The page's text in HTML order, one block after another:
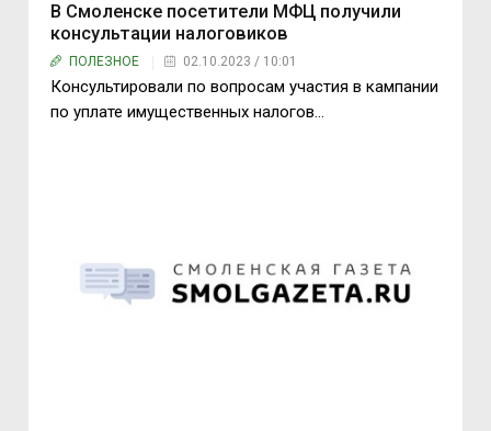
В Смоленске посетители МФЦ получили
консультации налоговиков
ПОЛЕЗНОЕ 02.10.2023 / 10:01
Консультировали по вопросам участия в кампании
по уплате имущественных налогов…